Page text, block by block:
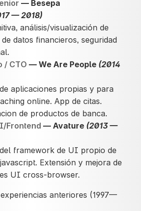
— Besepa
— 2018)
análisis/visualización de
datos financieros, seguridad
/ CTO — We Are People (2014
aplicaciones propias y para
online. App de citas.
de productos de banca.
Frontend — Avature (2013 —
framework de UI propio de
Extensión y mejora de
UI cross-browser.
anteriores (1997—